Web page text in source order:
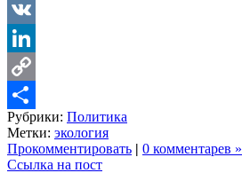
LiveJournal
VK
LinkedIn
Copy
Link
Share
Рубрики: Политика
Метки: экология
Прокомментировать | 0 комментарев »
Ссылка на пост